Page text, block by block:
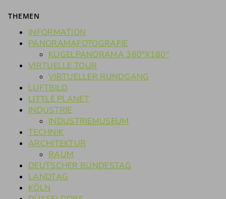
THEMEN
INFORMATION
PANORAMAFOTOGRAFIE
KUGELPANORAMA 360°X180°
VIRTUELLE TOUR
VIRTUELLER RUNDGANG
LUFTBILD
LITTLE PLANET
INDUSTRIE
INDUSTRIEMUSEUM
TECHNIK
ARCHITEKTUR
RAUM
DEUTSCHER BUNDESTAG
LANDTAG
KÖLN